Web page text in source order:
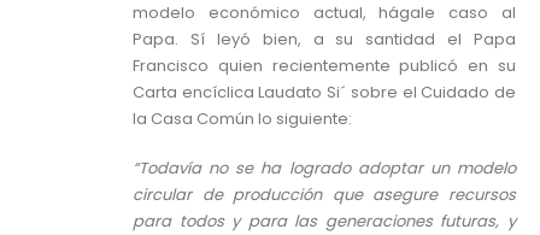
modelo económico actual, hágale caso al
Papa. Sí leyó bien, a su santidad el Papa
Francisco quien recientemente publicó en su
Carta encíclica Laudato Si´ sobre el Cuidado de
la Casa Común lo siguiente:
“Todavía no se ha logrado adoptar un modelo
circular de producción que asegure recursos
para todos y para las generaciones futuras, y